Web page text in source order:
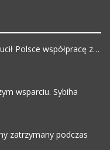
Polsce współpracę z…
wsparciu. Sybiha
zatrzymany podczas